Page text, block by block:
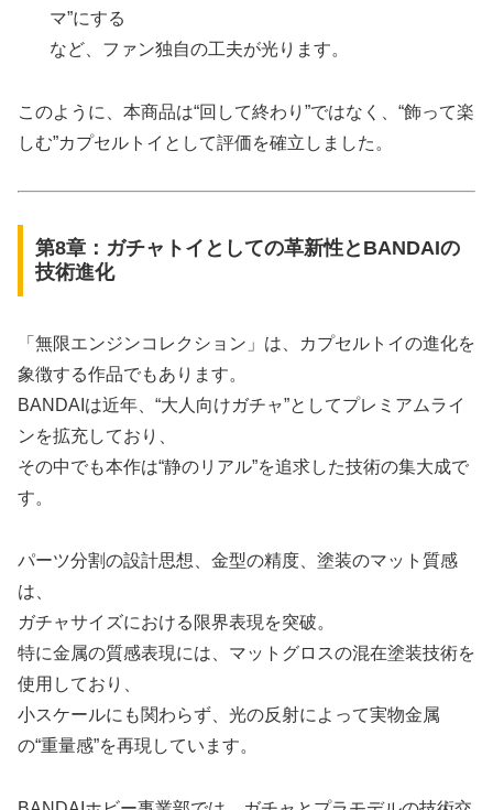
マ”にする
など、ファン独自の工夫が光ります。
このように、本商品は“回して終わり”ではなく、“飾って楽
しむ”カプセルトイとして評価を確立しました。
第8章：ガチャトイとしての革新性とBANDAIの
技術進化
「無限エンジンコレクション」は、カプセルトイの進化を
象徴する作品でもあります。
BANDAIは近年、“大人向けガチャ”としてプレミアムライ
ンを拡充しており、
その中でも本作は“静のリアル”を追求した技術の集大成で
す。
パーツ分割の設計思想、金型の精度、塗装のマット質感
は、
ガチャサイズにおける限界表現を突破。
特に金属の質感表現には、マットグロスの混在塗装技術を
使用しており、
小スケールにも関わらず、光の反射によって実物金属
の“重量感”を再現しています。